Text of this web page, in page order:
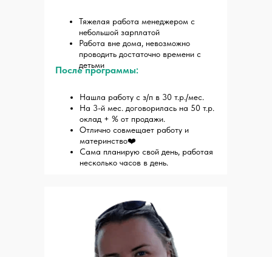
Тяжелая работа менеджером с
небольшой зарплатой
Работа вне дома, невозможно
проводить достаточно времени с
детьми
После программы:
Нашла работу с з/п в 30 т.р./мес.
На 3-й мес. договорилась на 50 т.р.
оклад + % от продажи.
Отлично совмещает работу и
материнство❤️
Сама планирую свой день, работая
несколько часов в день.